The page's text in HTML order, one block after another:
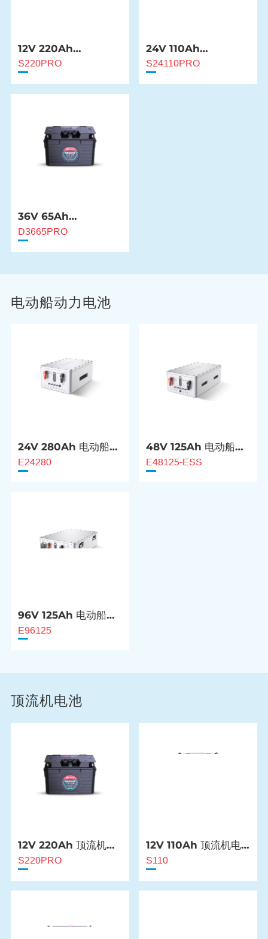
12V 220Ah
NMEA2000船用电池
S220PRO
24V 110Ah
NMEA2000 船用电池
S24110PRO
36V 65Ah
NMEA2000 船用电池
D3665PRO
电动船动力电池
24V 280Ah 电动船锂
电池
E24280
48V 125Ah 电动船锂
电池
E48125-ESS
96V 125Ah 电动船锂
电池
E96125
顶流机电池
12V 220Ah 顶流机电
池
S220PRO
12V 110Ah 顶流机电
池
S110